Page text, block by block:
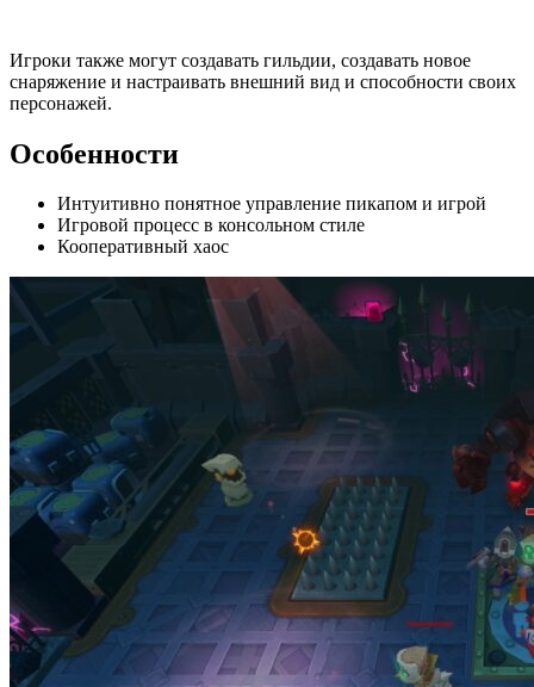
Игроки также могут создавать гильдии, создавать новое
снаряжение и настраивать внешний вид и способности своих
персонажей.
Особенности
Интуитивно понятное управление пикапом и игрой
Игровой процесс в консольном стиле
Кооперативный хаос